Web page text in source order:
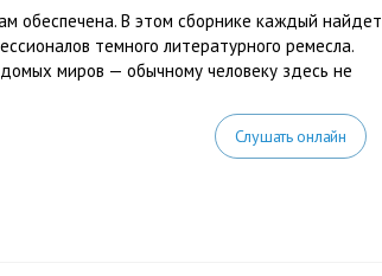
обеспечена. В этом сборнике каждый найдет
темного литературного ремесла.
миров — обычному человеку здесь не
Слушать онлайн